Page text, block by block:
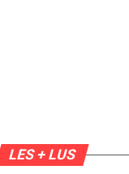
LES + LUS